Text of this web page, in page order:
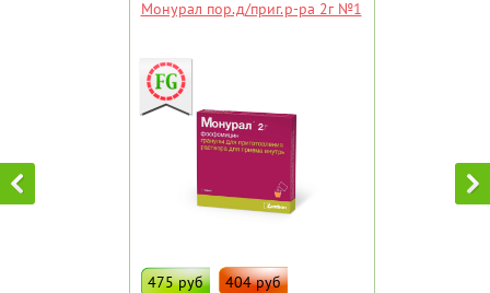
Монурал пор.д/приг.р-ра 2г №1
475 руб 404 руб